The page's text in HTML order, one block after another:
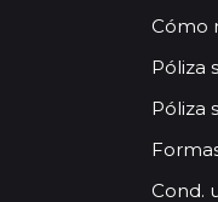
Cómo
Póliza
Póliza
Cond.